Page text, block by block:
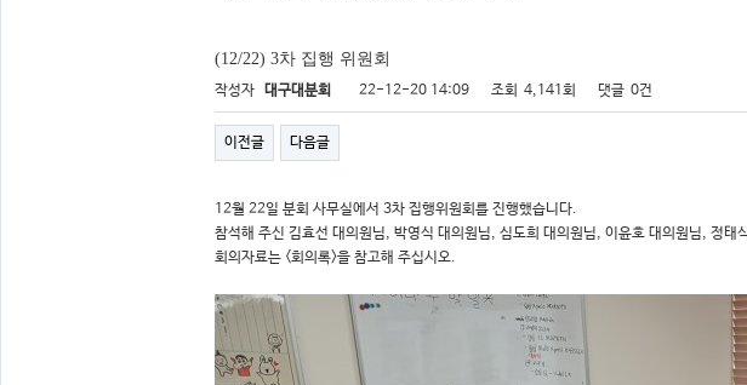
(12/22) 3차 집행 위원회
작성자 대구대분회 22-12-20 14:09 조회 4,141회 댓글 0건
이전글 다음글
12월 22일 분회 사무실에서 3차 집행위원회를 진행했습니다.
참석해 주신 김효선 대의원님, 박영식 대의원님, 심도희 대의원님, 이윤호 대의원님, 정태
회의자료는 <회의록>을 참고해 주십시오.